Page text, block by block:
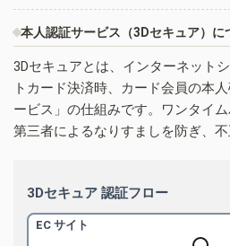
本人認証サービス（3Dセキュア）に
3Dセキュアとは、インターネット
トカード決済時、カード会員の本
ービス」の仕組みです。ワンタイム
第三者によるなりすましを防ぎ、不
3Dセキュア 認証フロー
EC サイト